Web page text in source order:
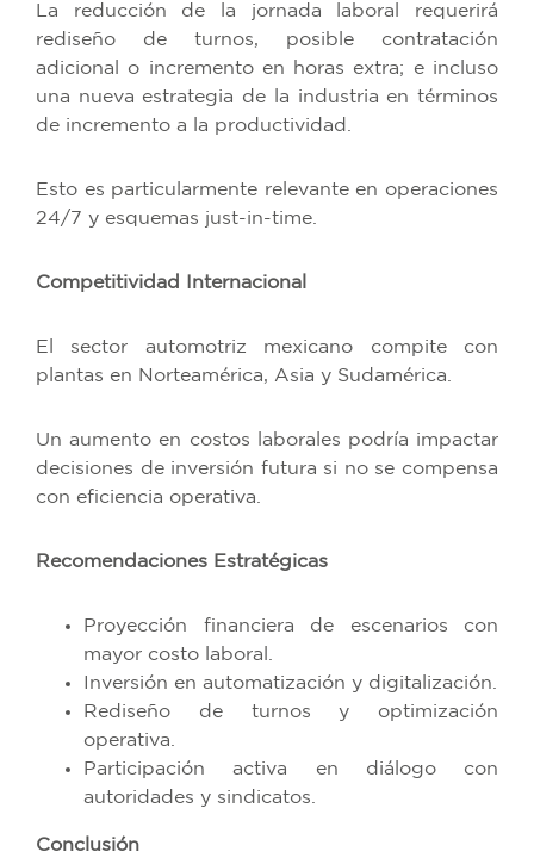
La reducción de la jornada laboral requerirá
rediseño de turnos, posible contratación
adicional o incremento en horas extra; e incluso
una nueva estrategia de la industria en términos
de incremento a la productividad.
Esto es particularmente relevante en operaciones
24/7 y esquemas just-in-time.
Competitividad Internacional
El sector automotriz mexicano compite con
plantas en Norteamérica, Asia y Sudamérica.
Un aumento en costos laborales podría impactar
decisiones de inversión futura si no se compensa
con eficiencia operativa.
Recomendaciones Estratégicas
Proyección financiera de escenarios con
mayor costo laboral.
Inversión en automatización y digitalización.
Rediseño de turnos y optimización
operativa.
Participación activa en diálogo con
autoridades y sindicatos.
Conclusión